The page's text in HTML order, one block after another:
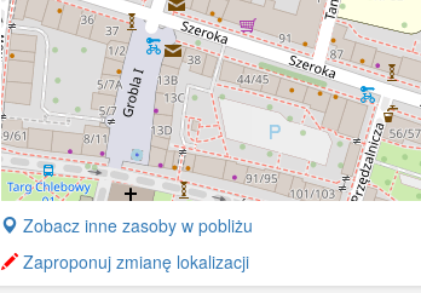
+
−
Zobacz inne zasoby w pobliżu
Zaproponuj zmianę lokalizacji